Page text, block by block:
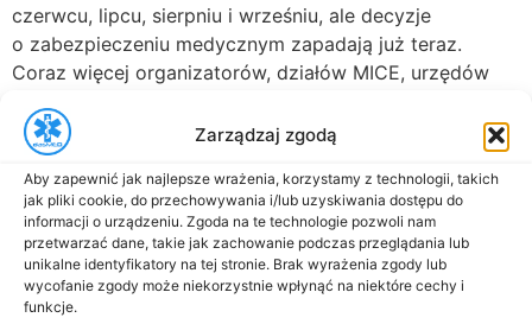
Zarządzaj zgodą
Aby zapewnić jak najlepsze wrażenia, korzystamy z technologii, takich
jak pliki cookie, do przechowywania i/lub uzyskiwania dostępu do
informacji o urządzeniu. Zgoda na te technologie pozwoli nam
przetwarzać dane, takie jak zachowanie podczas przeglądania lub
unikalne identyfikatory na tej stronie. Brak wyrażenia zgody lub
wycofanie zgody może niekorzystnie wpłynąć na niektóre cechy i
funkcje.
czerwcu, lipcu, sierpniu i wrześniu, ale decyzje
o zabezpieczeniu medycznym zapadają już teraz.
Coraz więcej organizatorów, działów MICE, urzędów
Zabezpieczenie medyczne
Zimowych Mistrzostw
Polski w Pływaniu –
DASMED Łódź